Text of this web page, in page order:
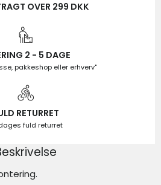
OVER 299 DKK
2 - 5 DAGE
pakkeshop eller erhverv"
RETURRET
fuld returret